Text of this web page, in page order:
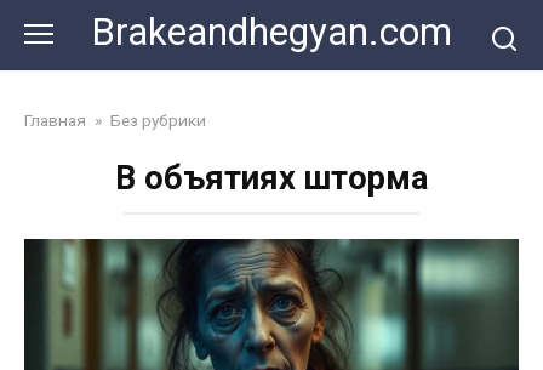
content
Brakeandhegyan.com
Главная » Без рубрики
В объятиях шторма